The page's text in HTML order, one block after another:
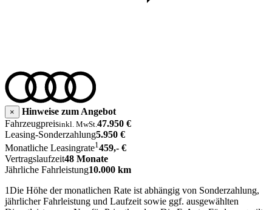
×
Hinweise zum Angebot
Fahrzeugpreisinkl. MwSt. 47.950 €
Leasing-Sonderzahlung5.950 €
Monatliche Leasingrate1 459,- €
Vertragslaufzeit48 Monate
Jährliche Fahrleistung10.000 km
1Die Höhe der monatlichen Rate ist abhängig von Sonderzahlung,
jährlicher Fahrleistung und Laufzeit sowie ggf. ausgewählten